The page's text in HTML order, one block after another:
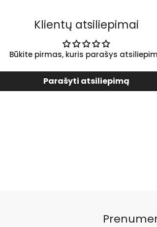
Klientų atsiliepimai
Būkite pirmas, kuris parašys
Parašyti atsiliepimą